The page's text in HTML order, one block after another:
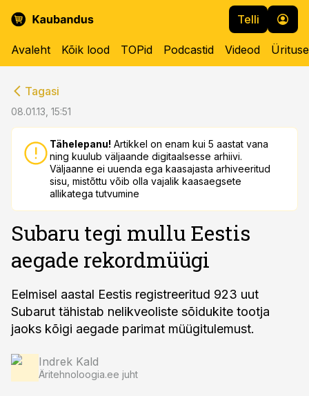
Telli
Avaleht Kõik lood TOPid Podcastid Videod
Tagasi
08.01.13, 15:51
Tähelepanu! Artikkel on enam kui 5 aastat vana
ning kuulub väljaande digitaalsesse arhiivi.
Väljaanne ei uuenda ega kaasajasta arhiveeritud
sisu, mistõttu võib olla vajalik kaasaegsete
allikatega tutvumine
Subaru tegi mullu Eestis
aegade rekordmüügi
Eelmisel aastal Eestis registreeritud 923 uut
Subarut tähistab nelikveoliste sõidukite tootja
jaoks kõigi aegade parimat müügitulemust.
Indrek Kald
Äritehnoloogia.ee juht